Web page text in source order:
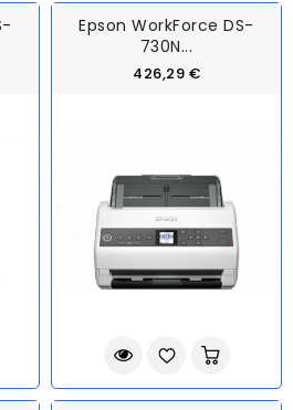
Epson WorkForce DS-
730N...
426,29 €